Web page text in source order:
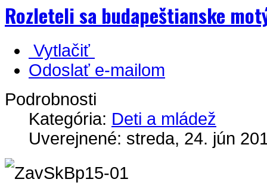
Rozleteli sa budapeštianske
Vytlačiť
Odoslať e-mailom
Podrobnosti
Kategória: Deti a mládež
Uverejnené: streda, 24. jún